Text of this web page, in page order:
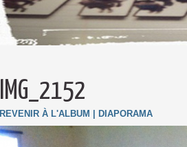
IMG_2152
REVENIR À L'ALBUM DIAPORAMA